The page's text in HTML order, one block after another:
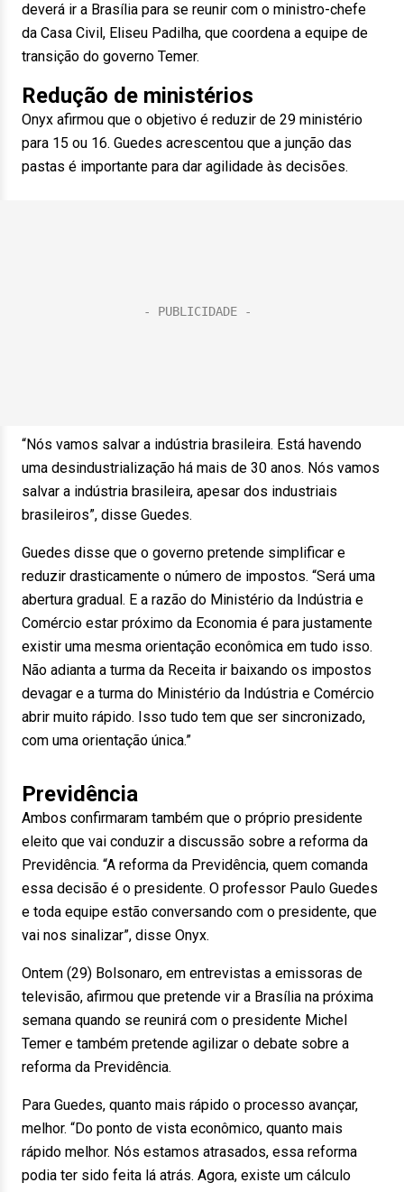
deverá ir a Brasília para se reunir com o ministro-chefe
da Casa Civil, Eliseu Padilha, que coordena a equipe de
transição do governo Temer.
Redução de ministérios
Onyx afirmou que o objetivo é reduzir de 29 ministério
para 15 ou 16. Guedes acrescentou que a junção das
pastas é importante para dar agilidade às decisões.
“Nós vamos salvar a indústria brasileira. Está havendo
uma desindustrialização há mais de 30 anos. Nós vamos
salvar a indústria brasileira, apesar dos industriais
brasileiros”, disse Guedes.
Guedes disse que o governo pretende simplificar e
reduzir drasticamente o número de impostos. “Será uma
abertura gradual. E a razão do Ministério da Indústria e
Comércio estar próximo da Economia é para justamente
existir uma mesma orientação econômica em tudo isso.
Não adianta a turma da Receita ir baixando os impostos
devagar e a turma do Ministério da Indústria e Comércio
abrir muito rápido. Isso tudo tem que ser sincronizado,
com uma orientação única.”
Previdência
Ambos confirmaram também que o próprio presidente
eleito que vai conduzir a discussão sobre a reforma da
Previdência. “A reforma da Previdência, quem comanda
essa decisão é o presidente. O professor Paulo Guedes
e toda equipe estão conversando com o presidente, que
vai nos sinalizar”, disse Onyx.
Ontem (29) Bolsonaro, em entrevistas a emissoras de
televisão, afirmou que pretende vir a Brasília na próxima
semana quando se reunirá com o presidente Michel
Temer e também pretende agilizar o debate sobre a
reforma da Previdência.
Para Guedes, quanto mais rápido o processo avançar,
melhor. “Do ponto de vista econômico, quanto mais
rápido melhor. Nós estamos atrasados, essa reforma
podia ter sido feita lá atrás. Agora, existe um cálculo